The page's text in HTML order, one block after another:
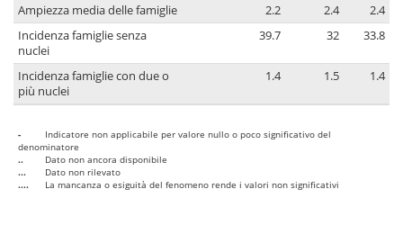
Ampiezza media delle famiglie 2.2 2.4
2.4
Incidenza famiglie senza
nuclei
39.7 32 33.8
Incidenza famiglie con due o
più nuclei
1.4 1.5 1.4
-
Indicatore non applicabile per valore nullo o poco significativo del
denominatore
..
Dato non ancora disponibile
...
Dato non rilevato
....
La mancanza o esiguità del fenomeno rende i valori non significativi